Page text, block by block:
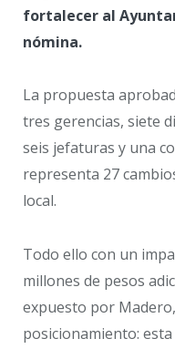
fortalecer al
nómina.
La propuesta
tres gerencias, siete
seis jefaturas y una
representa 27
local.
Todo ello con un
millones de pesos
expuesto por
posicionamiento: